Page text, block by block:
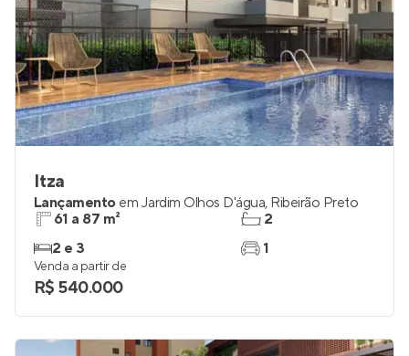
Itza
Lançamento em Jardim Olhos D'água, Ribeirão Preto
61 a 87 m²
2 e 3
2
1
Venda a partir de
R$ 540.000